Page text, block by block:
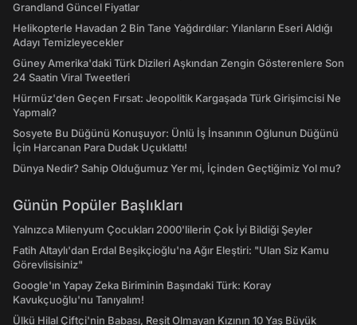
Grandland Güncel Fiyatlar
Helikopterle Havadan 2 Bin Tane Yağdırdılar: Yılanların Eseri Aldığı
Adayı Temizleyecekler
Güney Amerika'daki Türk Dizileri Aşkından Zengin Gösterenlere Son
24 Saatin Viral Tweetleri
Hürmüz'den Geçen Fırsat: Jeopolitik Kargaşada Türk Girişimcisi Ne
Yapmalı?
Sosyete Bu Düğünü Konuşuyor: Ünlü İş İnsanının Oğlunun Düğünü
İçin Harcanan Para Dudak Uçuklattı!
Dünya Nedir? Sahip Olduğumuz Yer mi, İçinden Geçtiğimiz Yol mu?
Günün Popüler Başlıkları
Yalnızca Milenyum Çocukları 2000'lilerin Çok İyi Bildiği Şeyler
Fatih Altaylı'dan Erdal Beşikçioğlu'na Ağır Eleştiri: "Ulan Siz Kamu
Görevlisisiniz"
Google'ın Yapay Zeka Biriminin Başındaki Türk: Koray
Kavukçuoğlu'nu Tanıyalım!
Ülkü Hilal Çiftçi'nin Babası, Reşit Olmayan Kızının 10 Yaş Büyük